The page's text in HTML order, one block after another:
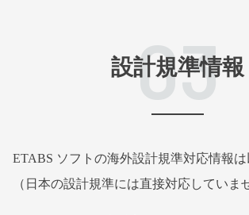
03
設計規準情報
ETABS ソフトの海外設計規準対応情報
（日本の設計規準には直接対応していま